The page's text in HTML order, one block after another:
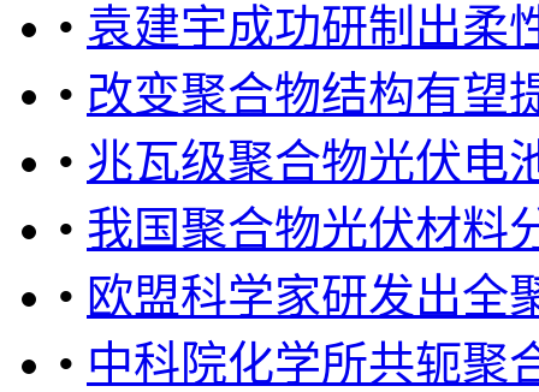
• 袁建宇成功研制出柔
• 改变聚合物结构有望
• 兆瓦级聚合物光伏电
• 我国聚合物光伏材料
• 欧盟科学家研发出全
• 中科院化学所共轭聚